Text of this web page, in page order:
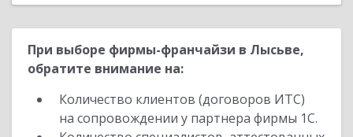
При выборе фирмы-франчайзи в Лысьве,
обратите внимание на:
Количество клиентов (договоров ИТС)
на сопровождении у партнера фирмы 1С.